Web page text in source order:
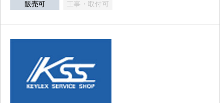
販売可 工事・取付可